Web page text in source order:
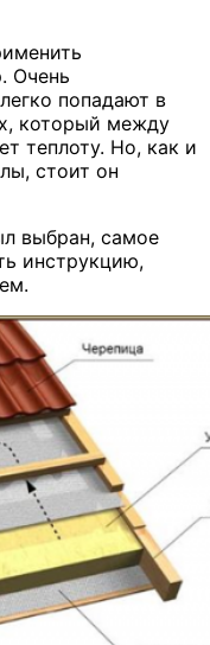
Очень
попадают в
который между
теплоту. Но, как и
стоит он
выбран, самое
инструкцию,